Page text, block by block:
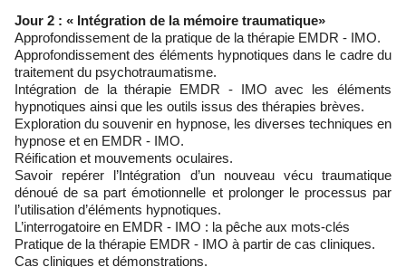
Jour 2 : « Intégration de la mémoire traumatique»
Approfondissement de la pratique de la thérapie EMDR - IMO.
Approfondissement des éléments hypnotiques dans le cadre du
traitement du psychotraumatisme.
Intégration de la thérapie EMDR - IMO avec les éléments
hypnotiques ainsi que les outils issus des thérapies brèves.
Exploration du souvenir en hypnose, les diverses techniques en
hypnose et en EMDR - IMO.
Réification et mouvements oculaires.
Savoir repérer l’Intégration d’un nouveau vécu traumatique
dénoué de sa part émotionnelle et prolonger le processus par
l’utilisation d’éléments hypnotiques.
L’interrogatoire en EMDR - IMO : la pêche aux mots-clés
Pratique de la thérapie EMDR - IMO à partir de cas cliniques.
Cas cliniques et démonstrations.